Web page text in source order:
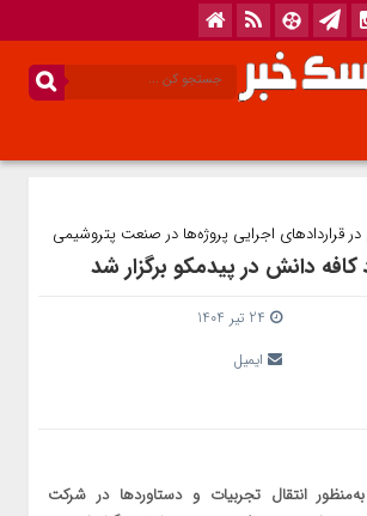
قراردادهای اجرایی پروژه‌ها در صنعت پتروشیمی
دانش در پیدمکو برگزار شد
ایمیل
انتقال تجربیات و دستاوردها در شرکت